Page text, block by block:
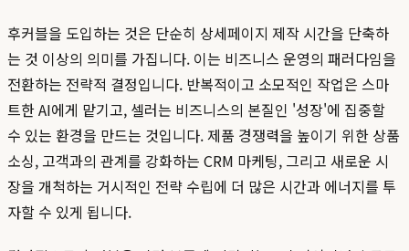
후커블을 도입하는 것은 단순히 상세페이지 제작 시간을 단축하
는 것 이상의 의미를 가집니다. 이는 비즈니스 운영의 패러다임을
전환하는 전략적 결정입니다. 반복적이고 소모적인 작업은 스마
트한 AI에게 맡기고, 셀러는 비즈니스의 본질인 '성장'에 집중할
수 있는 환경을 만드는 것입니다. 제품 경쟁력을 높이기 위한 상품
소싱, 고객과의 관계를 강화하는 CRM 마케팅, 그리고 새로운 시
장을 개척하는 거시적인 전략 수립에 더 많은 시간과 에너지를 투
자할 수 있게 됩니다.